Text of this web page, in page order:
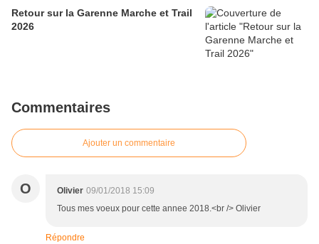
Retour sur la Garenne Marche et Trail
2026
Commentaires
Ajouter un commentaire
O Olivier 09/01/2018 15:09
Tous mes voeux pour cette annee 2018.<br /> Olivier
Répondre